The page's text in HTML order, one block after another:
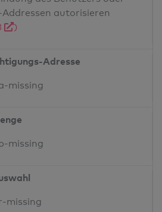
autorisieren
)
Adresse
missing
missing
missing